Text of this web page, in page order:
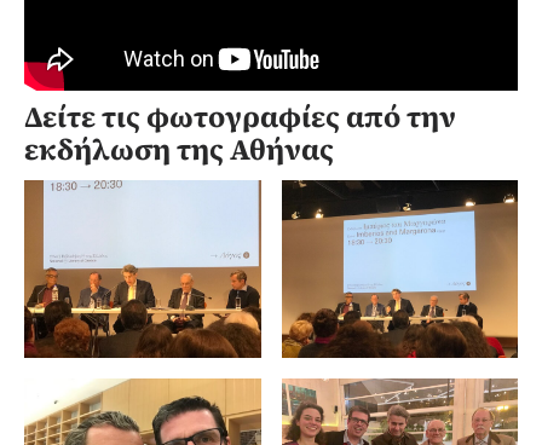
Δείτε τις φωτογραφίες από την
εκδήλωση της Αθήνας